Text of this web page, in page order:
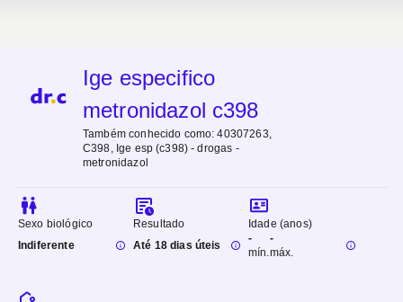
Ige especifico
metronidazol c398
Também conhecido como:40307263,
C398, Ige esp (c398) - drogas -
metronidazol
Sexo biológico
Indiferente
Resultado
Até 18 dias úteis
Idade (anos)
-
mín.
-
máx.